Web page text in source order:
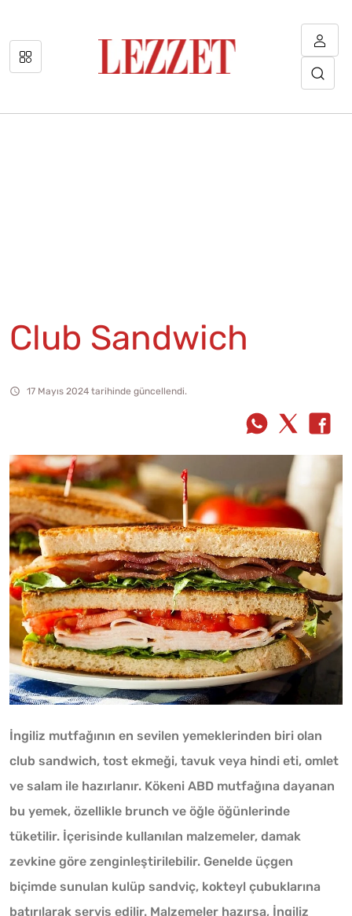
Club Sandwich
17 Mayıs 2024 tarihinde güncellendi.
İngiliz mutfağının en sevilen yemeklerinden biri olan
club sandwich, tost ekmeği, tavuk veya hindi eti, omlet
ve salam ile hazırlanır. Kökeni ABD mutfağına dayanan
bu yemek, özellikle brunch ve öğle öğünlerinde
tüketilir. İçerisinde kullanılan malzemeler, damak
zevkine göre zenginleştirilebilir. Genelde üçgen
biçimde sunulan kulüp sandviç, kokteyl çubuklarına
batırılarak servis edilir. Malzemeler hazırsa, İngiliz